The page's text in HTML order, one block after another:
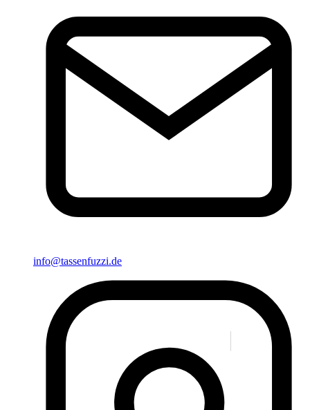
info@tassenfuzzi.de